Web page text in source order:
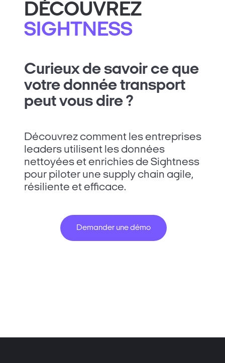
DÉCOUVREZ
SIGHTNESS
Curieux de savoir ce que
votre donnée transport
peut vous dire ?
Découvrez comment les entreprises
leaders utilisent les données
nettoyées et enrichies de Sightness
pour piloter une supply chain agile,
résiliente et efficace.
Demander une démo